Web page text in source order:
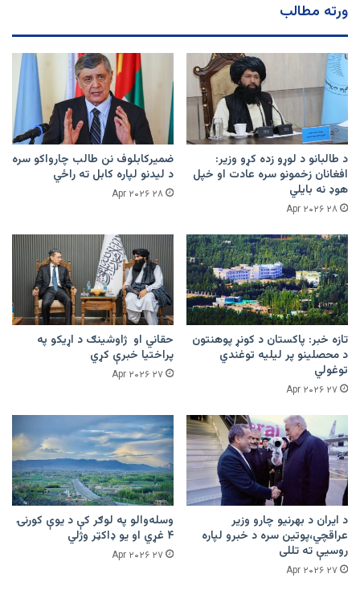
دی
ورته مطالب
د طالبانو د لوړو زده کړو وزیر:
افغانان زخمونو سره عادت او خپل
هوډ نه بایلي
۲۸ Apr ۲۰۲۶
ضمیرکابلوف نن طالب چارواکو سره
د لیدنو لپاره کابل ته راځي
۲۸ Apr ۲۰۲۶
تازه خبر: پاکستان د کونړ پوهنتون
د محصلینو پر لیلیه توغندي
توغولي
۲۷ Apr ۲۰۲۶
حقاني او ژاوشینګ د اړیکو په
پراختیا خبرې کړي
۲۷ Apr ۲۰۲۶
د ایران د بهرنیو چارو وزیر
عراقچي،پوتین سره د خبرو لپاره
روسیې ته تللی
۲۷ Apr ۲۰۲۶
وسله‌والو په لوګر کې د یوې کورنۍ
۴ غړي او یو ډاکټر وژلي
۲۷ Apr ۲۰۲۶